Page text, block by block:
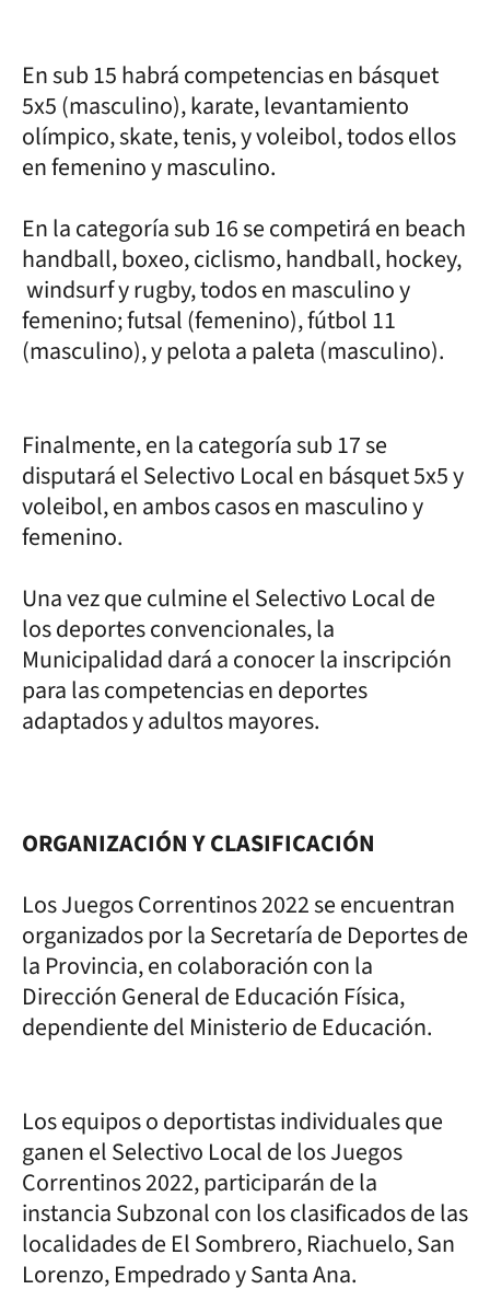
En sub 15 habrá competencias en básquet
5x5 (masculino), karate, levantamiento
olímpico, skate, tenis, y voleibol, todos ellos
en femenino y masculino.
En la categoría sub 16 se competirá en beach
handball, boxeo, ciclismo, handball, hockey,
windsurf y rugby, todos en masculino y
femenino; futsal (femenino), fútbol 11
(masculino), y pelota a paleta (masculino).
Finalmente, en la categoría sub 17 se
disputará el Selectivo Local en básquet 5x5 y
voleibol, en ambos casos en masculino y
femenino.
Una vez que culmine el Selectivo Local de
los deportes convencionales, la
Municipalidad dará a conocer la inscripción
para las competencias en deportes
adaptados y adultos mayores.
ORGANIZACIÓN Y CLASIFICACIÓN
Los Juegos Correntinos 2022 se encuentran
organizados por la Secretaría de Deportes de
la Provincia, en colaboración con la
Dirección General de Educación Física,
dependiente del Ministerio de Educación.
Los equipos o deportistas individuales que
ganen el Selectivo Local de los Juegos
Correntinos 2022, participarán de la
instancia Subzonal con los clasificados de las
localidades de El Sombrero, Riachuelo, San
Lorenzo, Empedrado y Santa Ana.